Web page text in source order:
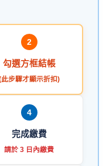
2
勾選方框結帳
此步驟才顯示折扣)
4
完成繳費
請於 3 日內繳費